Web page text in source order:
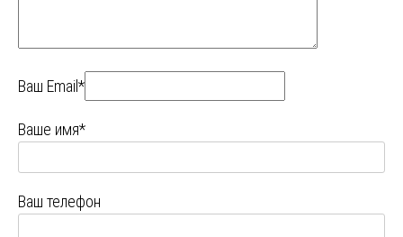
Ваш Email*
Ваше имя*
Ваш телефон